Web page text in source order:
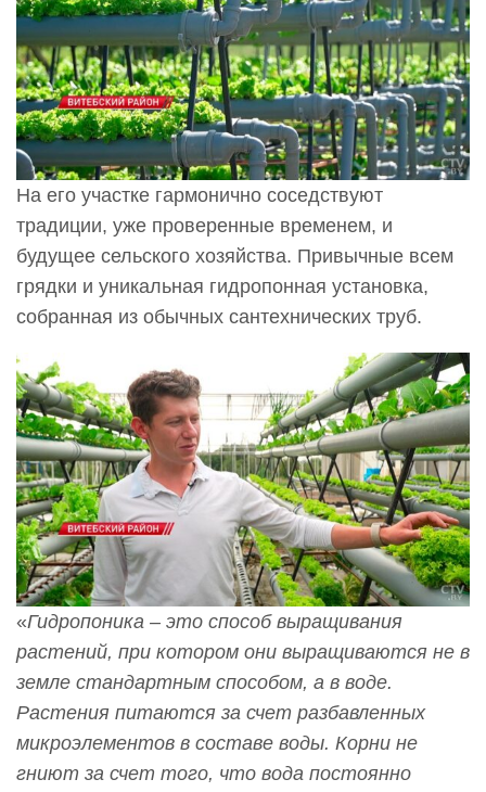
На его участке гармонично соседствуют
традиции, уже проверенные временем, и
будущее сельского хозяйства. Привычные всем
грядки и уникальная гидропонная установка,
собранная из обычных сантехнических труб.
«Гидропоника – это способ выращивания
растений, при котором они выращиваются не в
земле стандартным способом, а в воде.
Растения питаются за счет разбавленных
микроэлементов в составе воды. Корни не
гниют за счет того, что вода постоянно